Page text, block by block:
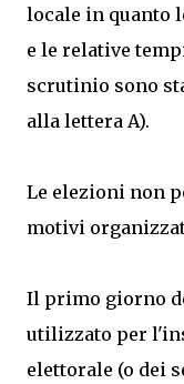
locale in quanto
e le relative
scrutinio sono
alla lettera A).
Le elezioni non
motivi
Il primo giorno
utilizzato per
elettorale (o dei